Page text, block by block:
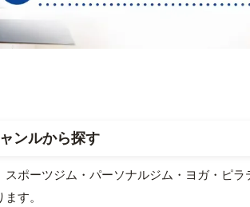
ンルから探す
スポーツジム・パーソナルジム・ヨガ・ピ
す。